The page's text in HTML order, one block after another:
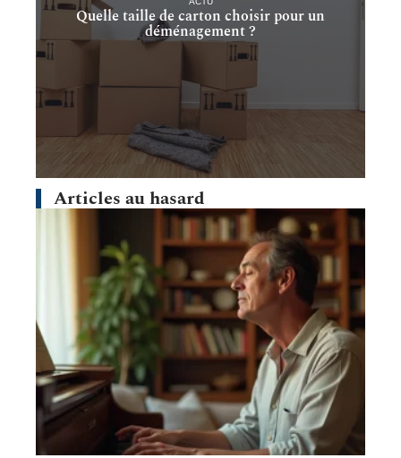
Quelle taille de carton choisir pour un
déménagement ?
Articles au hasard